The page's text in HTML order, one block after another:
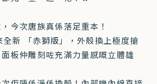
今次唐族真係落足重本！
新 「赤獅版」，外殼換上極度搶
板仲雕刻咗充滿力量感嘅立體雄